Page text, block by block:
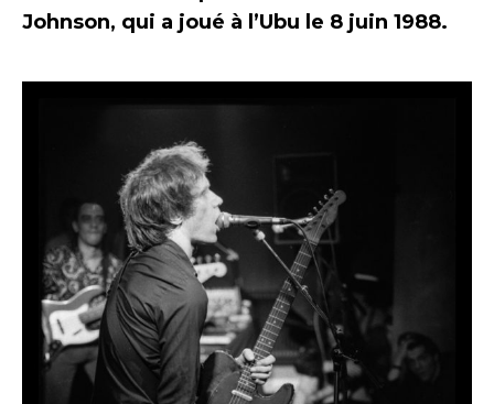
Johnson, qui a joué à l’Ubu le 8 juin 1988.